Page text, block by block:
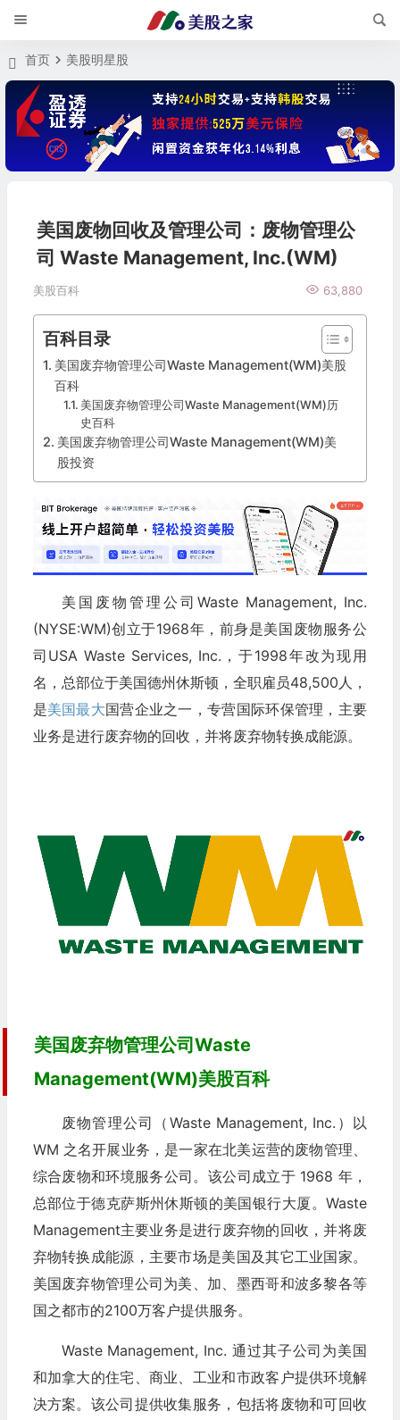
首页 美股明星股
美国废物回收及管理公司：废物管理公
司 Waste Management, Inc.(WM)
美股百科 63,880
百科目录
美国废弃物管理公司Waste Management(WM)美股
百科
美国废弃物管理公司Waste Management(WM)历
史百科
美国废弃物管理公司Waste Management(WM)美
股投资
美国废物管理公司Waste Management, Inc.
(NYSE:WM)创立于1968年，前身是美国废物服务公
司USA Waste Services, Inc.，于1998年改为现用
名，总部位于美国德州休斯顿，全职雇员48,500人，
是美国最大国营企业之一，专营国际环保管理，主要
业务是进行废弃物的回收，并将废弃物转换成能源。
美国废弃物管理公司Waste
Management(WM)美股百科
废物管理公司（Waste Management, Inc.）以
WM 之名开展业务，是一家在北美运营的废物管理、
综合废物和环境服务公司。该公司成立于 1968 年，
总部位于德克萨斯州休斯顿的美国银行大厦。Waste
Management主要业务是进行废弃物的回收，并将废
弃物转换成能源，主要市场是美国及其它工业国家。
美国废弃物管理公司为美、加、墨西哥和波多黎各等
国之都市的2100万客户提供服务。
Waste Management, Inc. 通过其子公司为美国
和加拿大的住宅、商业、工业和市政客户提供环境解
决方案。该公司提供收集服务，包括将废物和可回收